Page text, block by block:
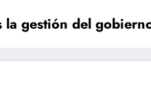
la gestión del